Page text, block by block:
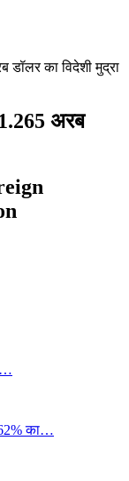
का विदेशी मुद्रा
अरब
का…